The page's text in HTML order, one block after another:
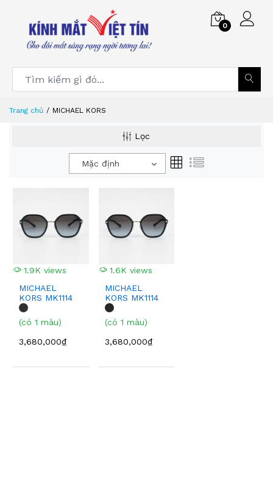
0
Trang chủ MICHAEL KORS
Lọc
Mặc định
1.9K views
MICHAEL
KORS MK1114
(có 1 màu)
3,680,000₫
1.6K views
MICHAEL
KORS MK1114
(có 1 màu)
3,680,000₫